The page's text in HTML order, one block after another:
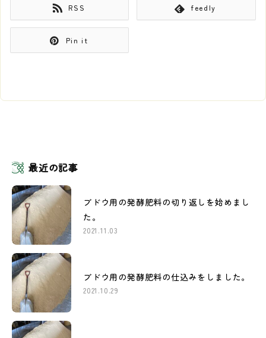
RSS feedly
Pin it
最近の記事
ブドウ用の発酵肥料の切り返しを始めまし
た。
2021.11.03
ブドウ用の発酵肥料の仕込みをしました。
2021.10.29